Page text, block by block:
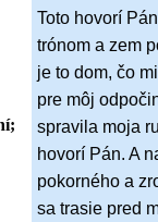
Toto hovorí
trónom a zem
je to dom, čo
pre môj
spravila moja
hovorí Pán. A
pokorného a
sa trasie pred